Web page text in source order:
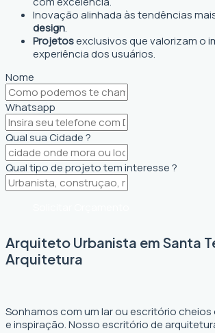
Inovação alinhada às tendências
design.
Projetosexclusivos que valorizam o
experiência dos usuários.
Nome
Whatsapp
Qual sua Cidade ?
Qual tipo de projeto tem interesse ?
Arquiteto Urbanista em Santa
Arquitetura
Sonhamos com um lar ou escritório cheios
e inspiração. Nosso escritório de